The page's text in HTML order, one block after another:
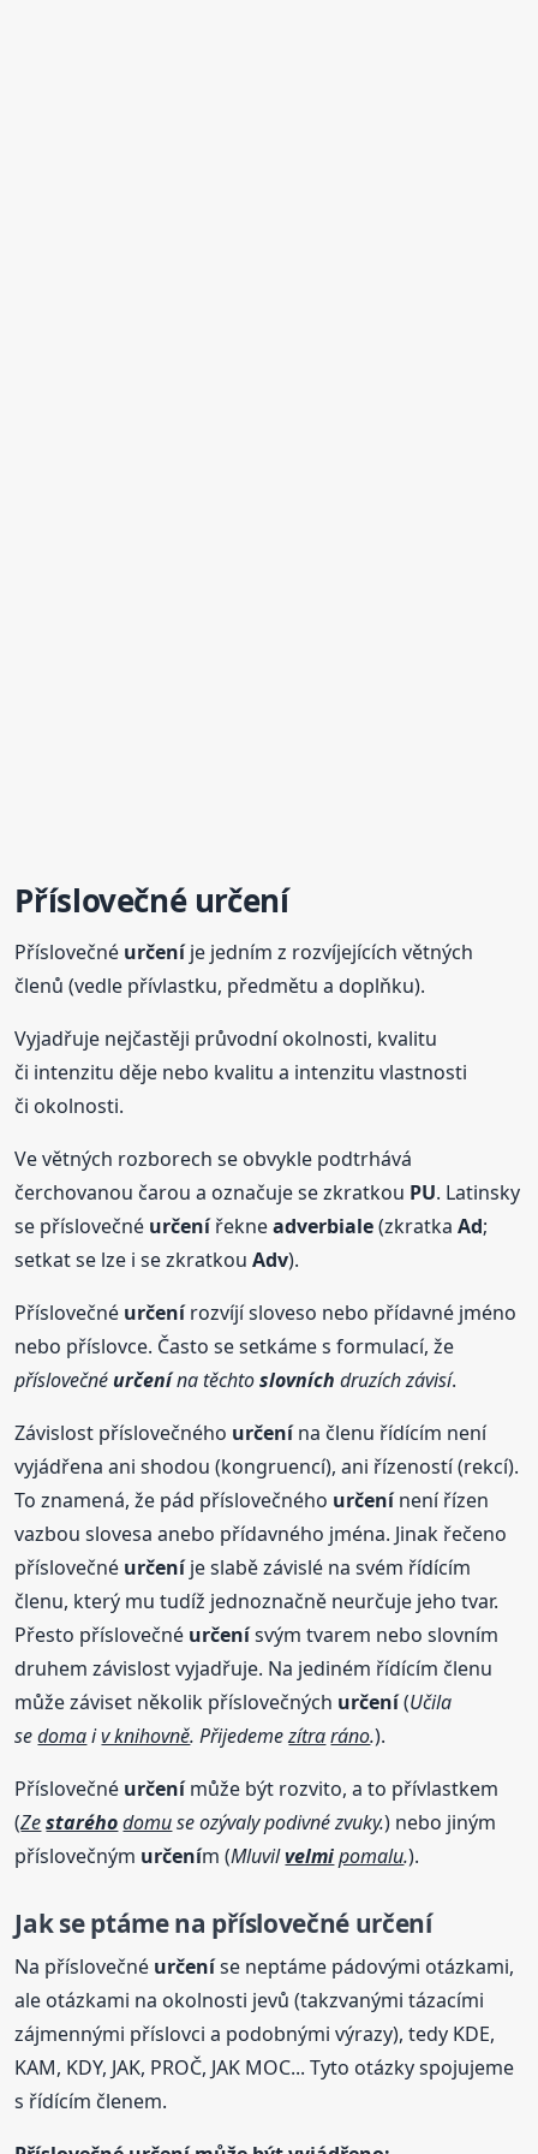
Příslovečné určení
Příslovečné určeníje jedním z rozvíjejících větných
členů (vedle přívlastku, předmětu a doplňku).
Vyjadřuje nejčastěji průvodní okolnosti, kvalitu
či intenzitu děje nebo kvalitu a intenzitu vlastnosti
či okolnosti.
Ve větných rozborech se obvykle podtrhává
čerchovanou čarou a označuje se zkratkou PU. Latinsky
se příslovečné určenířekneadverbiale(zkratkaAd;
setkat se lze i se zkratkouAdv).
Příslovečné určenírozvíjí sloveso nebo přídavné jméno
nebo příslovce. Často se setkáme s formulací, že
příslovečnéurčenína těchtoslovních druzích závisí.
Závislost příslovečného určenína členu řídícím není
vyjádřena ani shodou (kongruencí), ani řízeností (rekcí).
To znamená, že pád příslovečného určenínení řízen
vazbou slovesa anebo přídavného jména. Jinak řečeno
příslovečné určeníje slabě závislé na svém řídícím
členu, který mu tudíž jednoznačně neurčuje jeho tvar.
Přesto příslovečné určenísvým tvarem nebo slovním
druhem závislost vyjadřuje. Na jediném řídícím členu
může záviset několik příslovečných určení(Učila
sedomaiv knihovně. Přijedemezítra ráno.).
Příslovečné určenímůže být rozvito, a to přívlastkem
(Ze starého domuse ozývaly podivné zvuky.) nebo jiným
příslovečným určením (Mluvilvelmi pomalu.).
Jak se ptáme na příslovečné určení
Na příslovečné určeníse neptáme pádovými otázkami,
ale otázkami na okolnosti jevů (takzvanými tázacími
zájmennými příslovci a podobnými výrazy), tedy KDE,
KAM, KDY, JAK, PROČ, JAK MOC... Tyto otázky spojujeme
s řídícím členem.